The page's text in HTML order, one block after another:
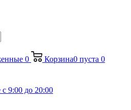
0 Корзина0 пуста 0
с 9:00 до 20:00